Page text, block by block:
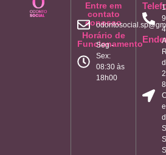
Entre em
contato
conosco
Horário de
Funcionamento
Seg -
Sex:
08:30 às
18h00